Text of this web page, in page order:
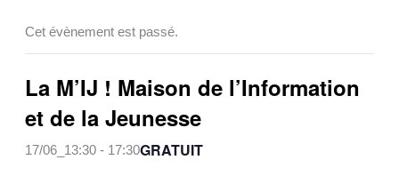
Cet évènement est passé.
La M’IJ ! Maison de l’Information
et de la Jeunesse
17/06_13:30- 17:30GRATUIT